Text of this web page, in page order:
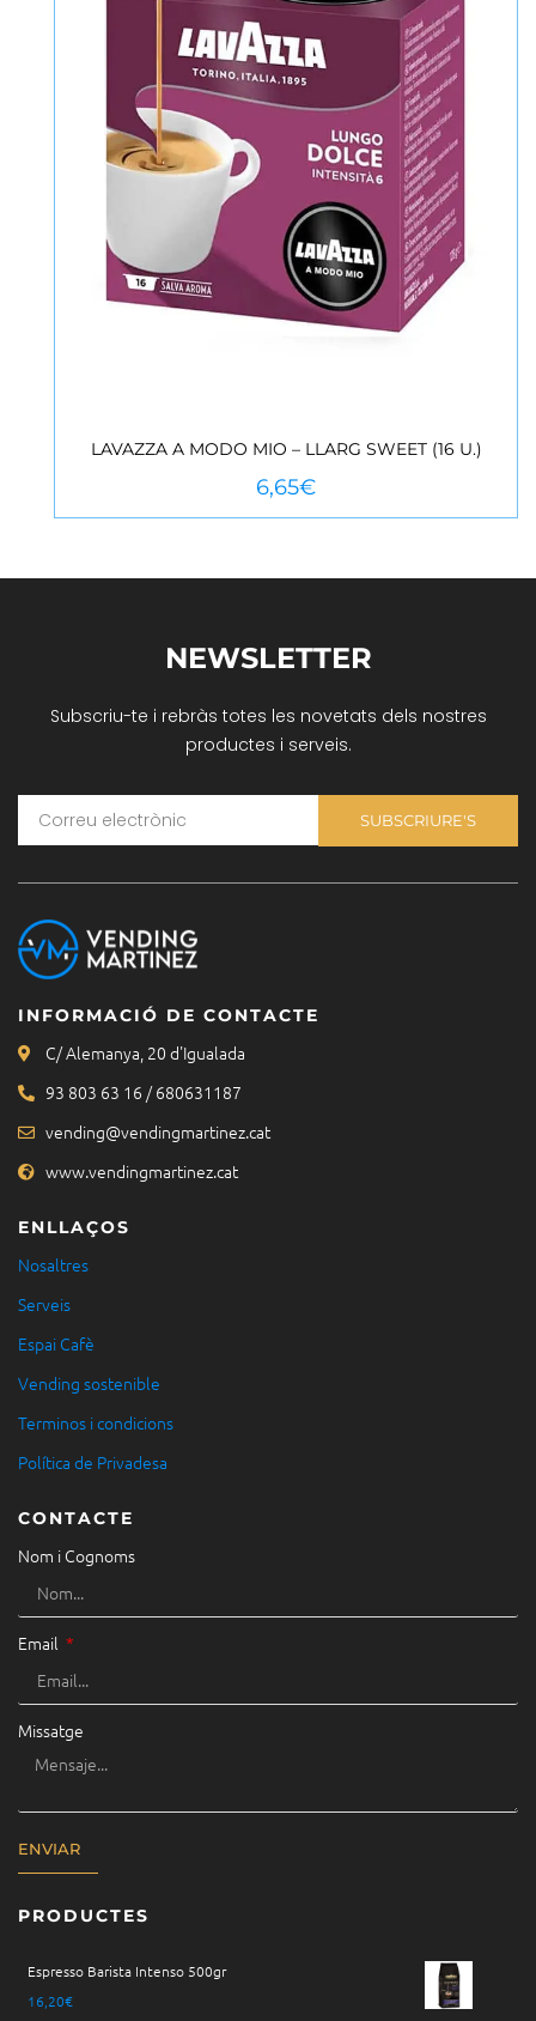
VEURE MÉS
LAVAZZA A MODO MIO – LLARG SWEET (16 U.)
6,65€
NEWSLETTER
Subscriu-te i rebràs totes les novetats dels nostres
productes i serveis.
SUBSCRIURE'S
INFORMACIÓ DE CONTACTE
C/ Alemanya, 20 d'Igualada
93 803 63 16 / 680631187
vending@vendingmartinez.cat
www.vendingmartinez.cat
ENLLAÇOS
Nosaltres
Serveis
Espai Cafè
Vending sostenible
Terminos i condicions
Política de Privadesa
CONTACTE
Nom i Cognoms
Email
Missatge
ENVIAR
PRODUCTES
Espresso Barista Intenso 500gr
16,20€